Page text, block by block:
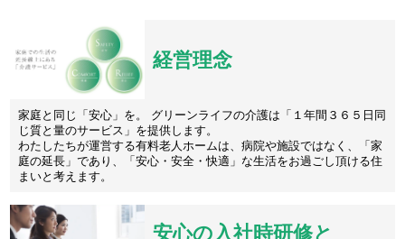
経営理念
家庭と同じ「安心」を。 グリーンライフの介護は「１年間３６５日同
じ質と量のサービス」を提供します。
わたしたちが運営する有料老人ホームは、病院や施設ではなく、「家
庭の延長」であり、「安心・安全・快適」な生活をお過ごし頂ける住
まいと考えます。
安心の入社時研修と